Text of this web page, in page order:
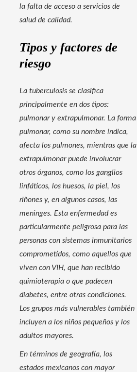
la falta de acceso a servicios de
salud de calidad.
Tipos y factores de
riesgo
La tuberculosis se clasifica
principalmente en dos tipos:
pulmonar y extrapulmonar. La forma
pulmonar, como su nombre indica,
afecta los pulmones, mientras que la
extrapulmonar puede involucrar
otros órganos, como los ganglios
linfáticos, los huesos, la piel, los
riñones y, en algunos casos, las
meninges. Esta enfermedad es
particularmente peligrosa para las
personas con sistemas inmunitarios
comprometidos, como aquellos que
viven con VIH, que han recibido
quimioterapia o que padecen
diabetes, entre otras condiciones.
Los grupos más vulnerables también
incluyen a los niños pequeños y los
adultos mayores.
En términos de geografía, los
estados mexicanos con mayor